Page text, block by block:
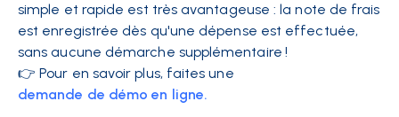
simple et rapide est très avantageuse : la note de frais
est enregistrée dès qu'une dépense est effectuée,
sans aucune démarche supplémentaire !
👉 Pour en savoir plus, faites une
demande de démo en ligne.